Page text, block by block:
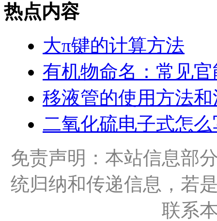
热点内容
大π键的计算方法
有机物命名：常见
移液管的使用方法
二氧化硫电子式怎
免责声明：本站信息部
统归纳和传递信息，若
联系